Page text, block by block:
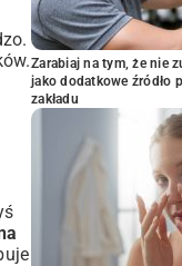
Zarabiaj na tym, że nie
jako dodatkowe źródło
zakładu